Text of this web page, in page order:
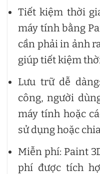
Tiết kiệm thời
máy tính bằng
cần phải in ảnh
giúp tiết kiệm
Lưu trữ dễ
công, người
máy tính hoặc
sử dụng hoặc
Miễn phí: Paint
phí được tích